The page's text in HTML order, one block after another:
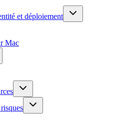
et déploiement
Mac